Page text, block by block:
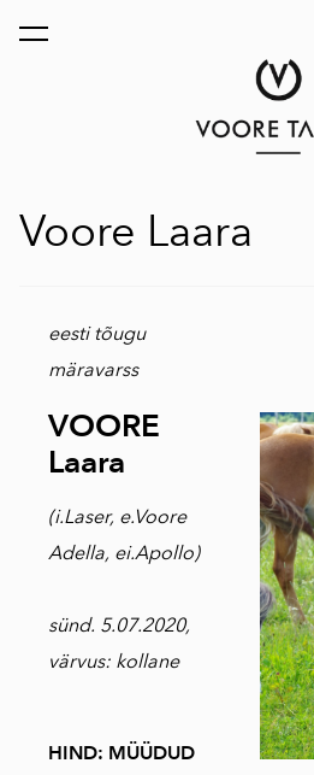
lisati ostukorvi.
Voore Laara
eesti tõugu
märavarss
VOORE
Laara
(i.Laser, e.Voore
Adella, ei.Apollo)
sünd. 5.07.2020,
värvus: kollane
HIND: MÜÜDUD